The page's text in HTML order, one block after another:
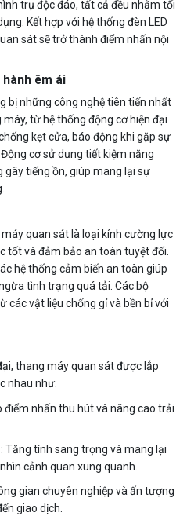
trụ độc đáo, tất cả đều nhằm tối
Kết hợp với hệ thống đèn LED
sát sẽ trở thành điểm nhấn nội
êm ái
bị những công nghệ tiên tiến nhất
từ hệ thống động cơ hiện đại
kẹt cửa, báo động khi gặp sự
cơ sử dụng tiết kiệm năng
gây tiếng ồn, giúp mang lại sự
quan sát là loại kính cường lực
tốt và đảm bảo an toàn tuyệt đối.
hệ thống cảm biến an toàn giúp
tình trạng quá tải. Các bộ
vật liệu chống gỉ và bền bỉ với
thang máy quan sát được lắp
nhau như:
điểm nhấn thu hút và nâng cao trải
: Tăng tính sang trọng và mang lại
cảnh quan xung quanh.
gian chuyên nghiệp và ấn tượng
giao dịch.